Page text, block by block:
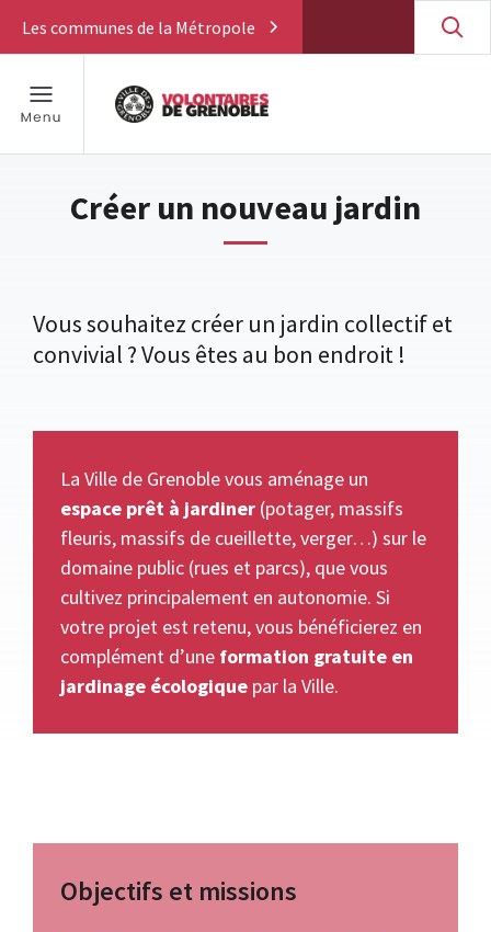
Les communes de la Métropole
Créer un nouveau jardin
Vous souhaitez créer un jardin collectif et
convivial ? Vous êtes au bon endroit !
La Ville de Grenoble vous aménage un
espace prêt à jardiner (potager, massifs
fleuris, massifs de cueillette, verger…) sur le
domaine public (rues et parcs), que vous
cultivez principalement en autonomie. Si
votre projet est retenu, vous bénéficierez en
complément d’une formation gratuite en
jardinage écologique par la Ville.
Objectifs et missions